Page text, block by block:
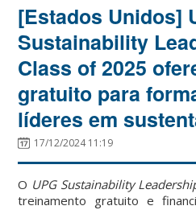
[Estados Unidos]
Sustainability
Class of 2025
gratuito para
líderes em
17/12/2024 11:19
O UPG Sustainability
treinamento gratuito e